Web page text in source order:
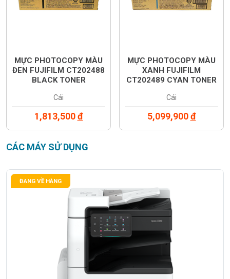
MỰC PHOTOCOPY MÀU
ĐEN FUJIFILM CT202488
BLACK TONER
Cái
1,813,500đ
MỰC PHOTOCOPY MÀU
XANH FUJIFILM
CT202489 CYAN TONER
Cái
5,099,900đ
CÁC MÁY SỬ DỤNG
ĐANG VỀ HÀNG